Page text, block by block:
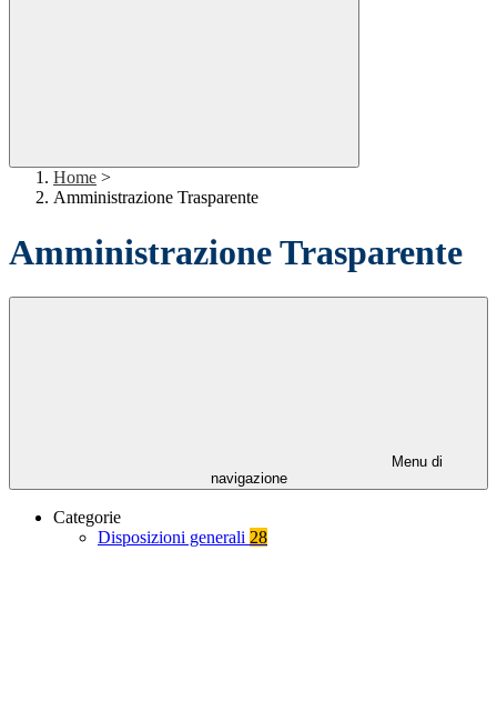
Home >
Amministrazione Trasparente
Amministrazione Trasparente
Menu di
navigazione
Categorie
Disposizioni generali 28